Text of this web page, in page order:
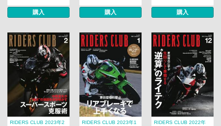
購入 購入 購入
RIDERS CLUB 2023年2
RIDERS CLUB 2023年1
RIDERS CLUB 2022年